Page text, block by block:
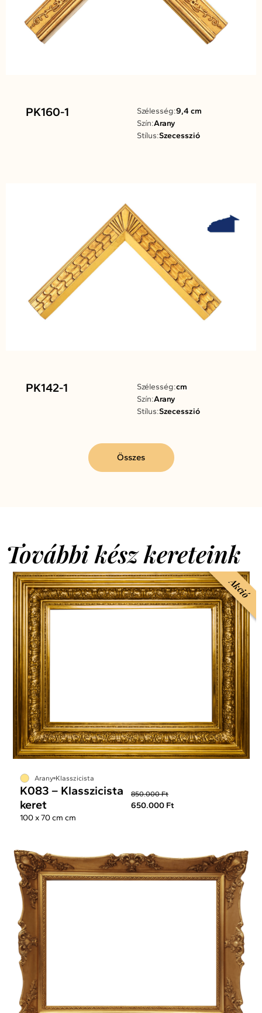
PK160-1 Szélesség:9,4 cm
Szín:Arany
Stílus:Szecesszió
PK142-1 Szélesség:cm
Szín:Arany
Stílus:Szecesszió
Összes
További kész kereteink
Akció
Arany Klasszicista
K083 – Klasszicista
keret
850.000 Ft
650.000 Ft
100 x 70 cm cm